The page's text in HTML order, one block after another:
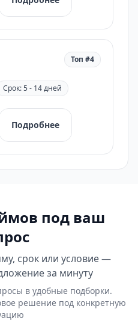
Топ #4
Срок: 5 - 14 дней
Подробнее
под ваш
срок или условие —
за минуту
в удобные подборки.
решение под конкретную